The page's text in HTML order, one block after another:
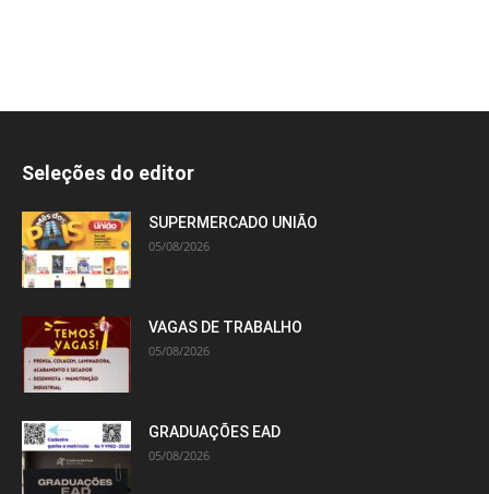
Seleções do editor
SUPERMERCADO UNIÃO
05/08/2026
VAGAS DE TRABALHO
05/08/2026
GRADUAÇÕES EAD
05/08/2026